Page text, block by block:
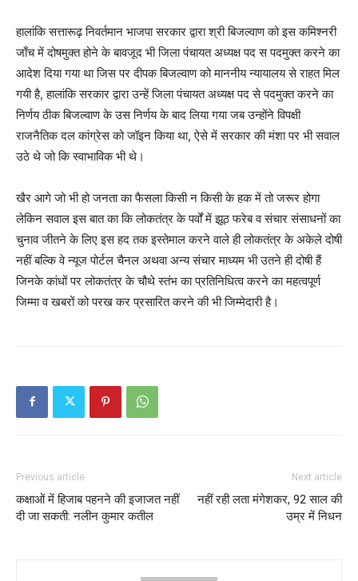
हालांकि सत्तारूढ़ निवर्तमान भाजपा सरकार द्वारा श्री बिजल्वाण को इस कमिश्नरी
जाँच में दोषमुक्त होने के बावजूद भी जिला पंचायत अध्यक्ष पद स पदमुक्त करने का
आदेश दिया गया था जिस पर दीपक बिजल्वाण को माननीय न्यायालय से राहत मिल
गयी है, हालांकि सरकार द्वारा उन्हें जिला पंचायत अध्यक्ष पद से पदमुक्त करने का
निर्णय ठीक बिजल्वाण के उस निर्णय के बाद लिया गया जब उन्होंने विपक्षी
राजनैतिक दल कांग्रेस को जॉइन किया था, ऐसे में सरकार की मंशा पर भी सवाल
उठे थे जो कि स्वाभाविक भी थे।
खैर आगे जो भी हो जनता का फैसला किसी न किसी के हक में तो जरूर होगा
लेकिन सवाल इस बात का कि लोकतंत्र के पर्वों में झूठ फरेब व संचार संसाधनों का
चुनाव जीतने के लिए इस हद तक इस्तेमाल करने वाले ही लोकतंत्र के अकेले दोषी
नहीं बल्कि वे न्यूज पोर्टल चैनल अथवा अन्य संचार माध्यम भी उतने ही दोषी हैं
जिनके कांधों पर लोकतंत्र के चौथे स्तंभ का प्रतिनिधित्व करने का महत्वपूर्ण
जिम्मा व खबरों को परख कर प्रसारित करने की भी जिम्मेदारी है।
Previous article
कक्षाओं में हिजाब पहनने की इजाजत नहीं
दी जा सकती: नलीन कुमार कतील
Next article
नहीं रही लता मंगेशकर, 92 साल की
उम्र में निधन